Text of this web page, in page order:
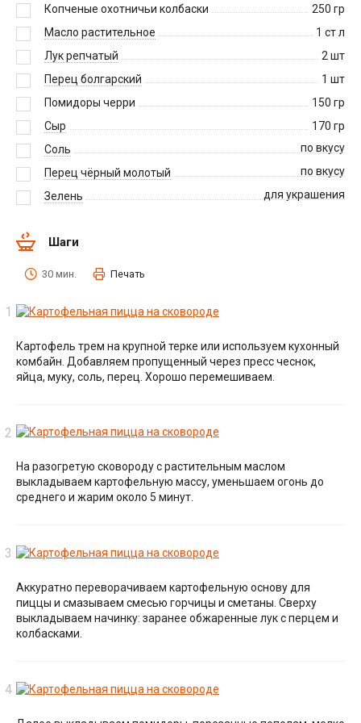
Копченые охотничьи колбаски
250 гр
Масло растительное
1 ст л
Лук репчатый
2 шт
Перец болгарский
1 шт
Помидоры черри
150 гр
Сыр
170 гр
Соль
по вкусу
Перец чёрный молотый
по вкусу
Зелень
для украшения
Шаги
30 мин. Печать
Картофель трем на крупной терке или используем кухонный
комбайн. Добавляем пропущенный через пресс чеснок,
яйца, муку, соль, перец. Хорошо перемешиваем.
На разогретую сковороду с растительным маслом
выкладываем картофельную массу, уменьшаем огонь до
среднего и жарим около 5 минут.
Аккуратно переворачиваем картофельную основу для
пиццы и смазываем смесью горчицы и сметаны. Сверху
выкладываем начинку: заранее обжаренные лук с перцем и
колбасками.